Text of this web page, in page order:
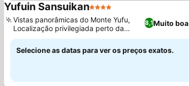
Yufuin Sansuikan4 Estrelas
8,1Muito boa
Vistas panorâmicas do Monte Yufu,
Localização privilegiada perto da
Estação Yufuin
Selecione as datas para ver os preços exatos.